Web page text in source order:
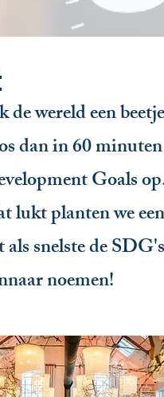
wereld een
dan in 60
Goals
lukt planten we
snelste de
noemen!